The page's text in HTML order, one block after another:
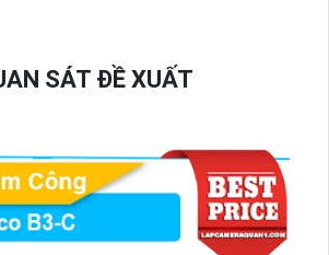
SÁT ĐỀ XUẤT